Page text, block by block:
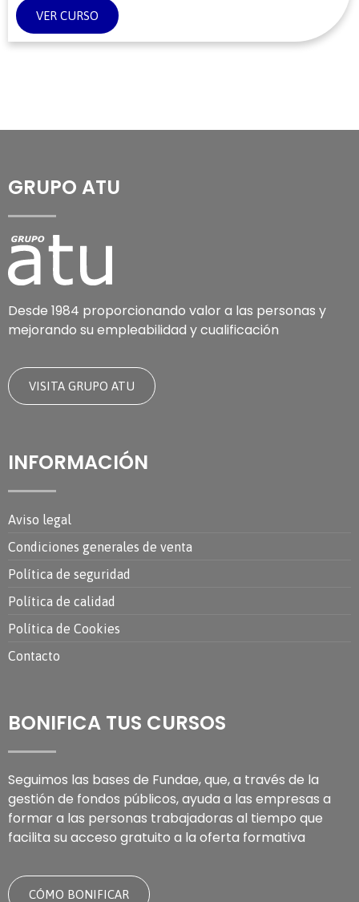
VER CURSO
GRUPO ATU
Desde 1984 proporcionando valor a las personas y
mejorando su empleabilidad y cualificación
VISITA GRUPO ATU
INFORMACIÓN
Aviso legal
Condiciones generales de venta
Política de seguridad
Política de calidad
Política de Cookies
Contacto
BONIFICA TUS CURSOS
Seguimos las bases de Fundae, que, a través de la
gestión de fondos públicos, ayuda a las empresas a
formar a las personas trabajadoras al tiempo que
facilita su acceso gratuito a la oferta formativa
CÓMO BONIFICAR